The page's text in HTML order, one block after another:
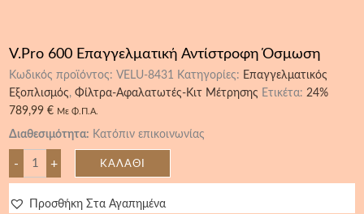
V.Pro 600 Επαγγελματική Αντίστροφη Όσμωση
Κωδικός προϊόντος:VELU-8431 Κατηγορίες: Επαγγελματικός
Εξοπλισμός,Φίλτρα-Αφαλατωτές-Κιτ Μέτρησης Ετικέτα: 24%
789,99€ Με Φ.Π.Α.
Διαθεσιμότητα: Κατόπιν επικοινωνίας
- + ΚΑΛΆΘΙ
Προσθήκη Στα Αγαπημένα